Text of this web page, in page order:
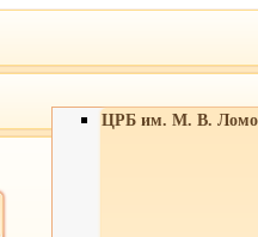
ЦРБ им. М. В.